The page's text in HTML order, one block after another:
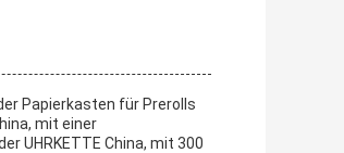
Papierkasten für Prerolls
mit einer
UHRKETTE China, mit 300